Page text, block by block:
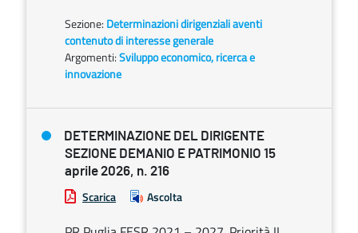
Sezione: Determinazioni dirigenziali aventi
contenuto di interesse generale
Argomenti:Sviluppo economico, ricerca e
innovazione
DETERMINAZIONE DEL DIRIGENTE
SEZIONE DEMANIO E PATRIMONIO 15
aprile 2026, n. 216
Scarica Ascolta